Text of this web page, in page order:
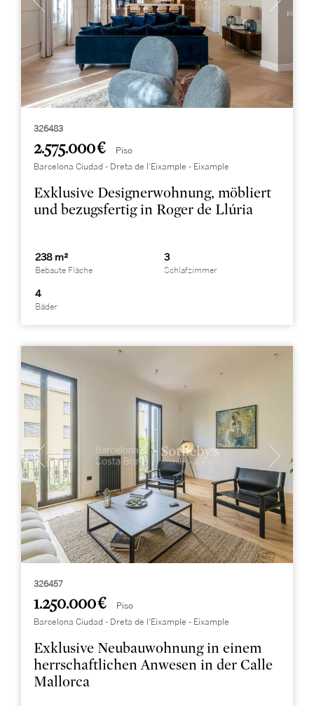
326483
2.575.000 € Piso
Barcelona Ciudad - Dreta de l'Eixample - Eixample
Exklusive Designerwohnung, möbliert
und bezugsfertig in Roger de Llúria
238 m²
Bebaute Fläche
3
Schlafzimmer
4
Bäder
326457
1.250.000 € Piso
Barcelona Ciudad - Dreta de l'Eixample - Eixample
Exklusive Neubauwohnung in einem
herrschaftlichen Anwesen in der Calle
Mallorca